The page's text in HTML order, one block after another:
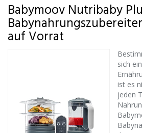
Babymoov Nutribaby
auf Vorrat
sich
ist es
jeden